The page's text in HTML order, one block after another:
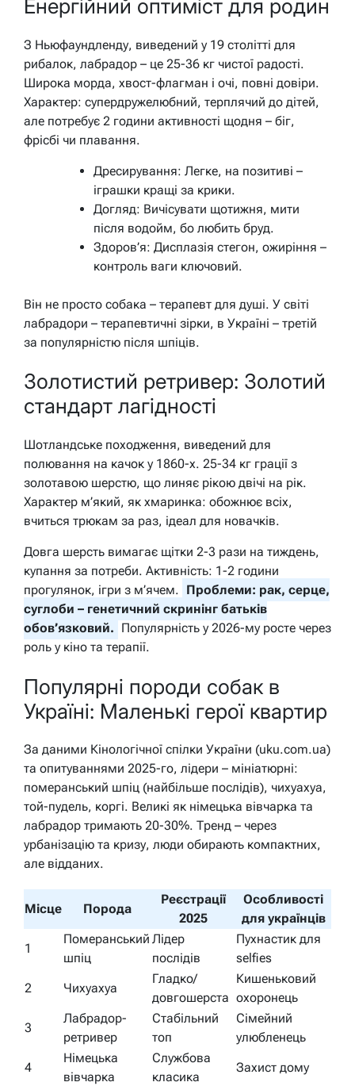
Енергійний оптиміст для родин
З Ньюфаундленду, виведений у 19 столітті для
рибалок, лабрадор – це 25-36 кг чистої радості.
Широка морда, хвост-флагман і очі, повні довіри.
Характер: супердружелюбний, терплячий до дітей,
але потребує 2 години активності щодня – біг,
фрісбі чи плавання.
Дресирування: Легке, на позитиві –
іграшки кращі за крики.
Догляд: Вичісувати щотижня, мити
після водойм, бо любить бруд.
Здоров’я: Дисплазія стегон, ожиріння –
контроль ваги ключовий.
Він не просто собака – терапевт для душі. У світі
лабрадори – терапевтичні зірки, в Україні – третій
за популярністю після шпіців.
Золотистий ретривер: Золотий
стандарт лагідності
Шотландське походження, виведений для
полювання на качок у 1860-х. 25-34 кг грації з
золотавою шерстю, що линяє рікою двічі на рік.
Характер м’який, як хмаринка: обожнює всіх,
вчиться трюкам за раз, ідеал для новачків.
Довга шерсть вимагає щітки 2-3 рази на тиждень,
купання за потреби. Активність: 1-2 години
прогулянок, ігри з м’ячем. Проблеми: рак, серце,
суглоби – генетичний скринінг батьків
обов’язковий. Популярність у 2026-му росте через
роль у кіно та терапії.
Популярні породи собак в
Україні: Маленькі герої квартир
За даними Кінологічної спілки України (uku.com.ua)
та опитуваннями 2025-го, лідери – мініатюрні:
померанський шпіц (найбільше послідів), чихуахуа,
той-пудель, коргі. Великі як німецька вівчарка та
лабрадор тримають 20-30%. Тренд – через
урбанізацію та кризу, люди обирають компактних,
але відданих.
Місце Порода
Реєстрації
2025
Особливості
для українців
1
Померанський
шпіц
Лідер
послідів
Пухнастик для
selfies
2
Чихуахуа
Гладко/
довгошерста
Кишеньковий
охоронець
3
Лабрадор-
ретривер
Стабільний
топ
Сімейний
улюбленець
4
Німецька
вівчарка
Службова
класика
Захист дому